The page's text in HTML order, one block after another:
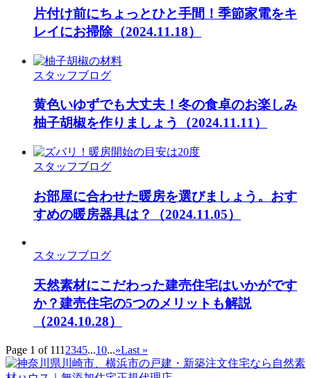
片付け前にちょっとひと手間！季節家電をキ
レイにお掃除（2024.11.18）
スタッフブログ
黄色いゆずでも大丈夫！冬の食卓のお楽しみ
柚子胡椒を作りましょう
（2024.11.11）
スタッフブログ
お部屋に合わせた暖房を選びましょう。おす
すめの暖房器具は？
（2024.11.05）
スタッフブログ
天然素材にこだわった建売住宅はいかがです
か？建売住宅の5つのメリットも解説
（2024.10.28）
Page 1 of 111 2345...10...»Last »